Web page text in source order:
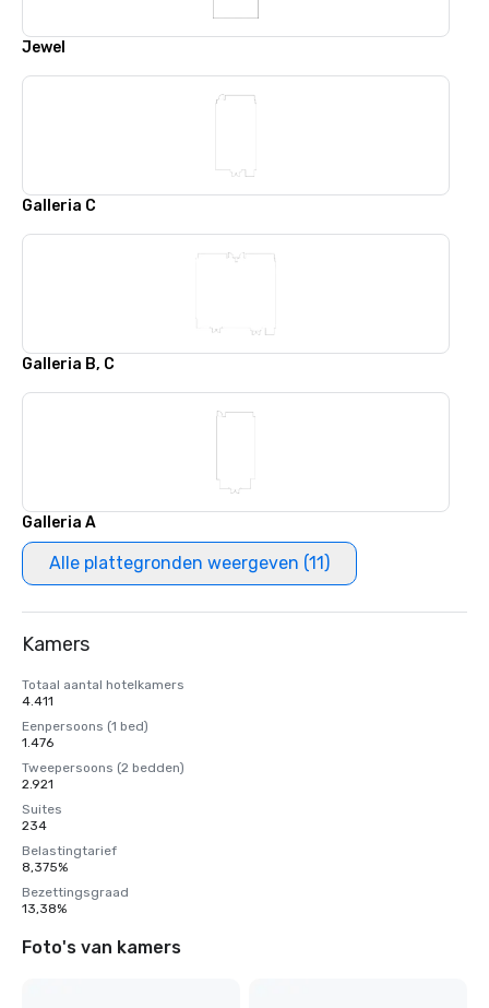
Jewel
Galleria C
Galleria B, C
Galleria A
Alle plattegronden weergeven (11)
Kamers
Totaal aantal hotelkamers
4.411
Eenpersoons (1 bed)
1.476
Tweepersoons (2 bedden)
2.921
Suites
234
Belastingtarief
8,375%
Bezettingsgraad
13,38%
Foto's van kamers